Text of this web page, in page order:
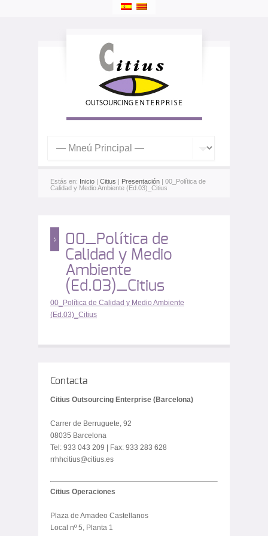
Estás en: Inicio | Citius | Presentación | 00_Política de
Calidad y Medio Ambiente (Ed.03)_Citius
00_Política de
Calidad y Medio
Ambiente
(Ed.03)_Citius
00_Política de Calidad y Medio Ambiente
(Ed.03)_Citius
Contacta
Citius Outsourcing Enterprise (Barcelona)
Carrer de Berruguete, 92
08035 Barcelona
Tel: 933 043 209 | Fax: 933 283 628
rrhhcitius@citius.es
Citius Operaciones
Plaza de Amadeo Castellanos
Local nº 5, Planta 1